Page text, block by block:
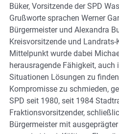
Büker, Vorsitzende der SPD
Grußworte sprachen Werner
Bürgermeister und Alexandra
Kreisvorsitzende und
Mittelpunkt wurde dabei
herausragende Fähigkeit, auch
Situationen Lösungen zu
Kompromisse zu schmieden,
SPD seit 1980, seit 1984
Fraktionsvorsitzender,
Bürgermeister mit